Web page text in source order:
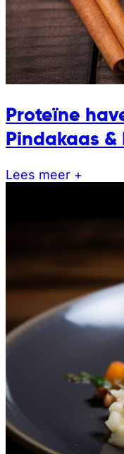
Proteïne
Pindakaas &
Lees meer +